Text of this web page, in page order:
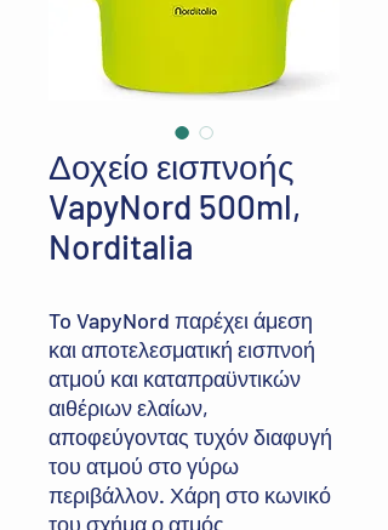
Δοχείο εισπνοής
VapyNord 500ml,
Norditalia
To VapyNord παρέχει άμεση
και αποτελεσματική εισπνοή
ατμού και καταπραϋντικών
αιθέριων ελαίων,
αποφεύγοντας τυχόν διαφυγή
του ατμού στο γύρω
περιβάλλον. Χάρη στο κωνικό
του σχήμα ο ατμός